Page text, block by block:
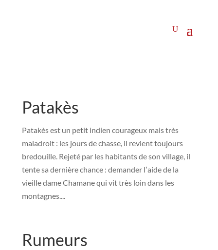
Patakès
Patakès est un petit indien courageux mais très
maladroit : les jours de chasse, il revient toujours
bredouille. Rejeté par les habitants de son village, il
tente sa dernière chance : demander lʼaide de la
vieille dame Chamane qui vit très loin dans les
montagnes....
Rumeurs